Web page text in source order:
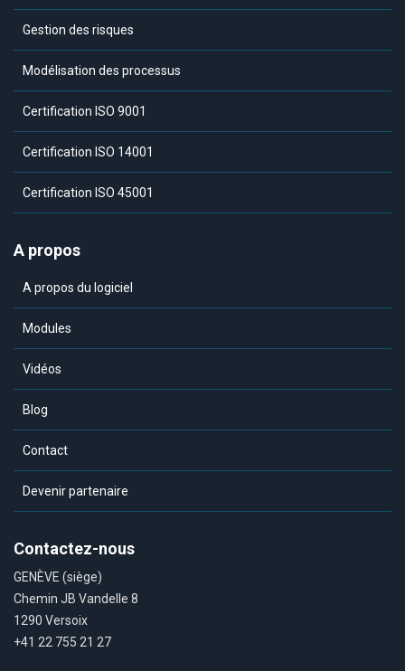
Gestion des risques
Modélisation des processus
Certification ISO 9001
Certification ISO 14001
Certification ISO 45001
A propos
A propos du logiciel
Modules
Vidéos
Blog
Contact
Devenir partenaire
Contactez-nous
GENÈVE (siège)
Chemin JB Vandelle 8
1290 Versoix
+41 22 755 21 27